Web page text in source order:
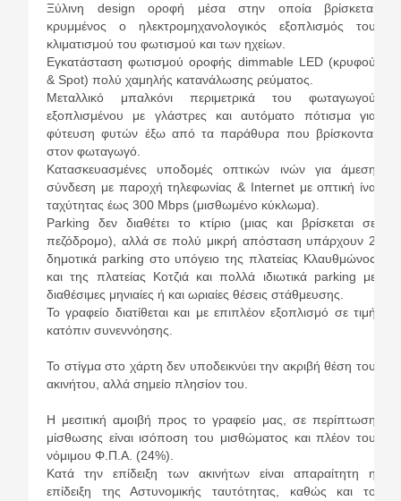
Ξύλινη design οροφή μέσα στην οποία βρίσκεται
κρυμμένος ο ηλεκτρομηχανολογικός εξοπλισμός του
κλιματισμού του φωτισμού και των ηχείων.
Εγκατάσταση φωτισμού οροφής dimmable LED (κρυφού
& Spot) πολύ χαμηλής κατανάλωσης ρεύματος.
Μεταλλικό μπαλκόνι περιμετρικά του φωταγωγού
εξοπλισμένου με γλάστρες και αυτόματο πότισμα για
φύτευση φυτών έξω από τα παράθυρα που βρίσκονται
στον φωταγωγό.
Κατασκευασμένες υποδομές οπτικών ινών για άμεση
σύνδεση με παροχή τηλεφωνίας & Internet με οπτική ίνα
ταχύτητας έως 300 Mbps (μισθωμένο κύκλωμα).
Parking δεν διαθέτει το κτίριο (μιας και βρίσκεται σε
πεζόδρομο), αλλά σε πολύ μικρή απόσταση υπάρχουν 2
δημοτικά parking στο υπόγειο της πλατείας Κλαυθμώνος
και της πλατείας Κοτζιά και πολλά ιδιωτικά parking με
διαθέσιμες μηνιαίες ή και ωριαίες θέσεις στάθμευσης.
Το γραφείο διατίθεται και με επιπλέον εξοπλισμό σε τιμή
κατόπιν συνεννόησης.
Το στίγμα στο χάρτη δεν υποδεικνύει την ακριβή θέση του
ακινήτου, αλλά σημείο πλησίον του.
Η μεσιτική αμοιβή προς το γραφείο μας, σε περίπτωση
μίσθωσης είναι ισόποση του μισθώματος και πλέον του
νόμιμου Φ.Π.Α. (24%).
Κατά την επίδειξη των ακινήτων είναι απαραίτητη η
επίδειξη της Αστυνομικής ταυτότητας, καθώς και το